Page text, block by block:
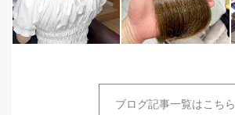
ブログ記事一覧はこちら